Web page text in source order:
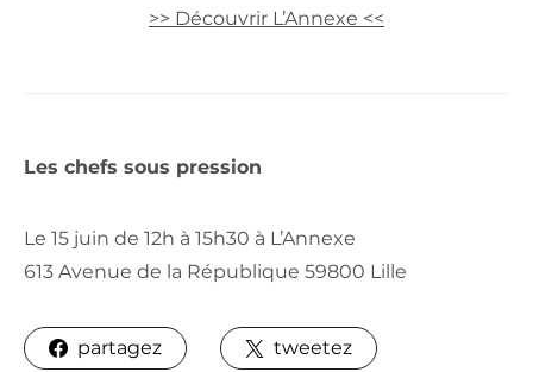
>> Découvrir L’Annexe <<
Les chefs sous pression
Le 15 juin de 12h à 15h30 à L’Annexe
613 Avenue de la République 59800 Lille
partagez tweetez